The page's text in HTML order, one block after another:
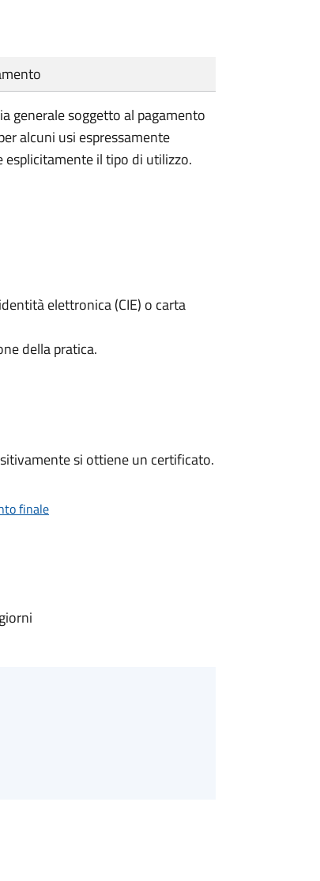
generale soggetto al pagamento
alcuni usi espressamente
il tipo di utilizzo.
elettronica (CIE) o carta
della pratica.
si ottiene un certificato.
finale